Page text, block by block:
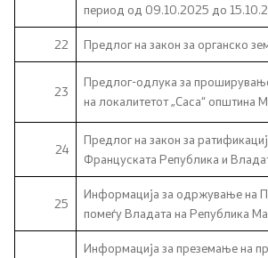
период од 09.10.2025 до
22 Предлог на закон за органско
23
Предлог-одлука за
на локалитетот „Саса“
24
Предлог на закон за
Француската Република и
25
Информација за одржување на
помеѓу Владата на Република
Информација за преземање на